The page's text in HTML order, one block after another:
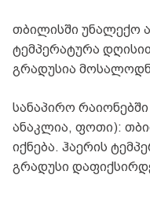
თბილისში უნალექო
ტემპერატურა
გრადუსია
სანაპირო
ანაკლია, ფოთი):
იქნება. ჰაერის
გრადუსი